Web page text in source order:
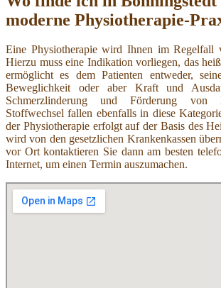
moderne Physiotherapie-
Eine Physiotherapie wird Ihnen im Regelfall
Hierzu muss eine Indikation vorliegen, das
ermöglicht es dem Patienten entweder,
Beweglichkeit oder aber Kraft und
Schmerzlinderung und Förderung von
Stoffwechsel fallen ebenfalls in diese
der Physiotherapie erfolgt auf der Basis des
wird von den gesetzlichen Krankenkassen
vor Ort kontaktieren Sie dann am besten
Internet, um einen Termin auszumachen.